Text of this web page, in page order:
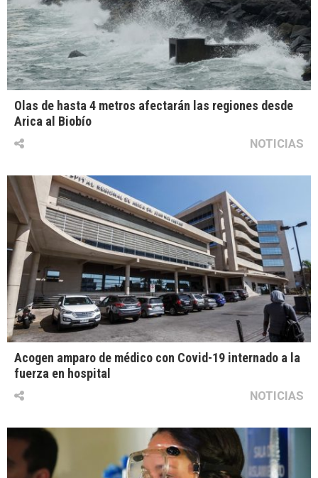
Olas de hasta 4 metros afectarán las regiones desde
Arica al Biobío
NOTICIAS
Acogen amparo de médico con Covid-19 internado a la
fuerza en hospital
NOTICIAS